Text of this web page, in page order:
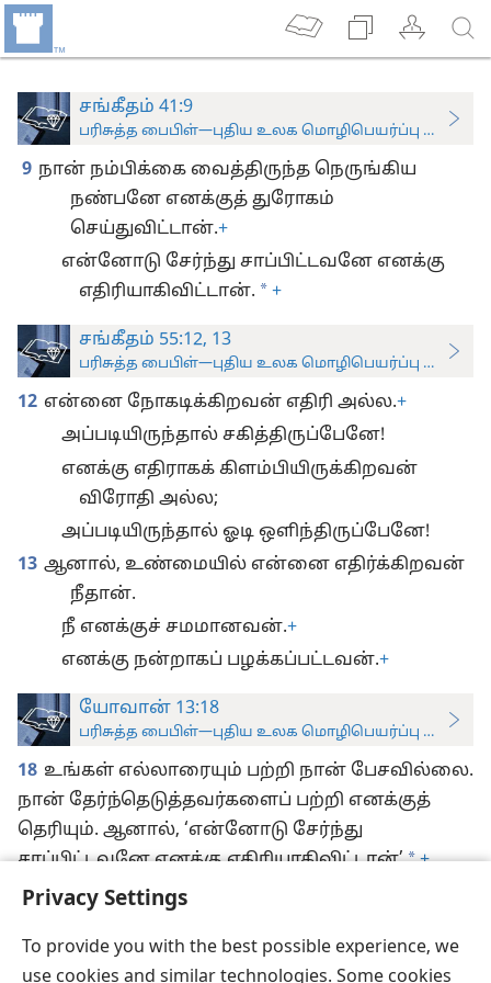
Privacy Settings
To provide you with the best possible experience, we
use cookies and similar technologies. Some cookies
சங்கீதம் 41:9
பரிசுத்த பைபிள்—புதிய உலக மொழிபெயர்ப்பு
9 நான் நம்பிக்கை வைத்திருந்த நெருங்கிய
நண்பனே எனக்குத் துரோகம்
செய்துவிட்டான்.+
என்னோடு சேர்ந்து சாப்பிட்டவனே எனக்கு
எதிரியாகிவிட்டான். * +
சங்கீதம் 55:12, 13
பரிசுத்த பைபிள்—புதிய உலக மொழிபெயர்ப்பு
12 என்னை நோகடிக்கிறவன் எதிரி அல்ல.+
அப்படியிருந்தால் சகித்திருப்பேனே!
எனக்கு எதிராகக் கிளம்பியிருக்கிறவன்
விரோதி அல்ல;
அப்படியிருந்தால் ஓடி ஒளிந்திருப்பேனே!
13 ஆனால், உண்மையில் என்னை எதிர்க்கிறவன்
நீதான்.
நீ எனக்குச் சமமானவன்.+
எனக்கு நன்றாகப் பழக்கப்பட்டவன்.+
யோவான் 13:18
பரிசுத்த பைபிள்—புதிய உலக மொழிபெயர்ப்பு
18 உங்கள் எல்லாரையும் பற்றி நான் பேசவில்லை.
நான் தேர்ந்தெடுத்தவர்களைப் பற்றி எனக்குத்
தெரியும். ஆனால், ‘என்னோடு சேர்ந்து
சாப்பிட்டவனே எனக்கு எதிரியாகிவிட்டான்’ * +
என்ற வேதவசனம் நிறைவேற வேண்டும்.